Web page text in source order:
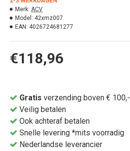
€118,96
Merk: ACV
Model: 42xmz007
EAN: 4026724681277
Gratis verzending boven € 100,-
Veilig betalen
Ook achteraf betalen
Snelle levering *mits voorradig
Nederlandse leverancier